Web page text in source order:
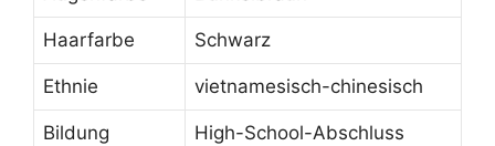
Haarfarbe Schwarz
Ethnie vietnamesisch-chinesisch
Bildung High-School-Abschluss